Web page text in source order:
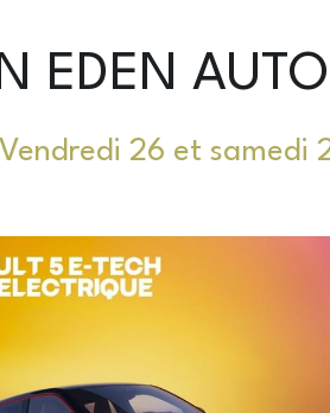
EDEN
26 et samedi